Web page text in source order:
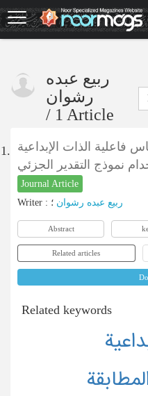
Skip
to
main
ربيع عبده
رشوان
/ 1 Article
1. فاعلية الذات الإبداعية
نموذج التقدير الجزئي
Journal Article
Writer : ربيع عبده رشوان ؛
Abstract
Related articles
Related keywords